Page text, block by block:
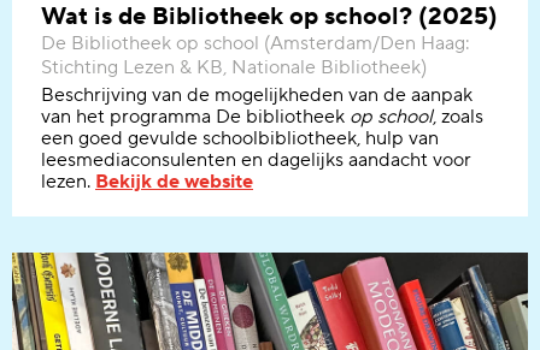
Wat is de Bibliotheek op school? (2025)
De Bibliotheek op school (Amsterdam/Den Haag:
Stichting Lezen & KB, Nationale Bibliotheek)
Beschrijving van de mogelijkheden van de aanpak
van het programma De bibliotheek op school, zoals
een goed gevulde schoolbibliotheek, hulp van
leesmediaconsulenten en dagelijks aandacht voor
lezen. Bekijk de website